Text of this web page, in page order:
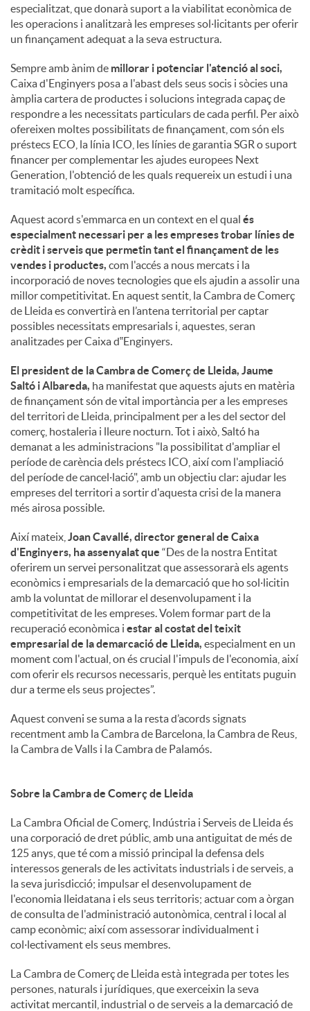
especialitzat, que donarà suport a la viabilitat econòmica de
les operacions i analitzarà les empreses sol·licitants per oferir
un finançament adequat a la seva estructura.
Sempre amb ànim de millorar i potenciar l'atenció al soci,
Caixa d'Enginyers posa a l'abast dels seus socis i sòcies una
àmplia cartera de productes i solucions integrada capaç de
respondre a les necessitats particulars de cada perfil. Per això
ofereixen moltes possibilitats de finançament, com són els
préstecs ECO, la línia ICO, les línies de garantia SGR o suport
financer per complementar les ajudes europees Next
Generation, l'obtenció de les quals requereix un estudi i una
tramitació molt específica.
Aquest acord s'emmarca en un context en el qual és
especialment necessari per a les empreses trobar línies de
crèdit i serveis que permetin tant el finançament de les
vendes i productes, com l'accés a nous mercats i la
incorporació de noves tecnologies que els ajudin a assolir una
millor competitivitat. En aquest sentit, la Cambra de Comerç
de Lleida es convertirà en l’antena territorial per captar
possibles necessitats empresarials i, aquestes, seran
analitzades per Caixa d‟Enginyers.
El president de la Cambra de Comerç de Lleida, Jaume
Saltó i Albareda, ha manifestat que aquests ajuts en matèria
de finançament són de vital importància per a les empreses
del territori de Lleida, principalment per a les del sector del
comerç, hostaleria i lleure nocturn. Tot i això, Saltó ha
demanat a les administracions "la possibilitat d'ampliar el
període de carència dels préstecs ICO, així com l'ampliació
del període de cancel·lació", amb un objectiu clar: ajudar les
empreses del territori a sortir d'aquesta crisi de la manera
més airosa possible.
Així mateix, Joan Cavallé, director general de Caixa
d'Enginyers, ha assenyalat que “Des de la nostra Entitat
oferirem un servei personalitzat que assessorarà els agents
econòmics i empresarials de la demarcació que ho sol·licitin
amb la voluntat de millorar el desenvolupament i la
competitivitat de les empreses. Volem formar part de la
recuperació econòmica i estar al costat del teixit
empresarial de la demarcació de Lleida, especialment en un
moment com l'actual, on és crucial l'impuls de l'economia, així
com oferir els recursos necessaris, perquè les entitats puguin
dur a terme els seus projectes”.
Aquest conveni se suma a la resta d’acords signats
recentment amb la Cambra de Barcelona, la Cambra de Reus,
la Cambra de Valls i la Cambra de Palamós.
Sobre la Cambra de Comerç de Lleida
La Cambra Oficial de Comerç, Indústria i Serveis de Lleida és
una corporació de dret públic, amb una antiguitat de més de
125 anys, que té com a missió principal la defensa dels
interessos generals de les activitats industrials i de serveis, a
la seva jurisdicció; impulsar el desenvolupament de
l'economia lleidatana i els seus territoris; actuar com a òrgan
de consulta de l'administració autonòmica, central i local al
camp econòmic; així com assessorar individualment i
col·lectivament els seus membres.
La Cambra de Comerç de Lleida està integrada per totes les
persones, naturals i jurídiques, que exerceixin la seva
activitat mercantil, industrial o de serveis a la demarcació de